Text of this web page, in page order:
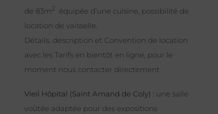
de 83m2
équipée d’une cuisine, possibilité de
location de vaisselle.
Détails, description et Convention de location
avec les Tarifs en bientôt en ligne, pour le
moment nous contacter directement.
Vieil Hôpital (Saint Amand de Coly) : une salle
voûtée adaptée pour des expositions